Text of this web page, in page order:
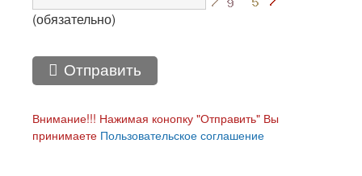
(обязательно)
Отправить
Внимание!!! Нажимая конопку "Отправить" Вы
принимаете Пользовательское соглашение